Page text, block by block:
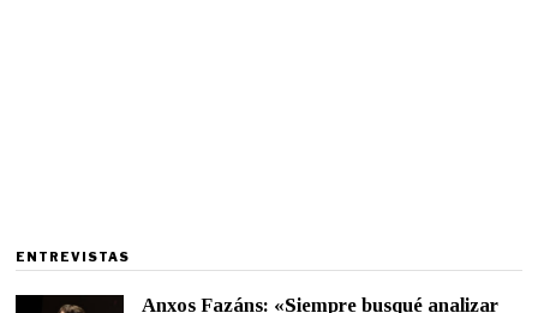
ENTREVISTAS
Anxos Fazáns: «Siempre busqué analizar